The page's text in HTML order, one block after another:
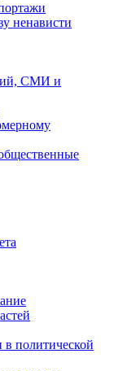
ненависти
СМИ и
в политической